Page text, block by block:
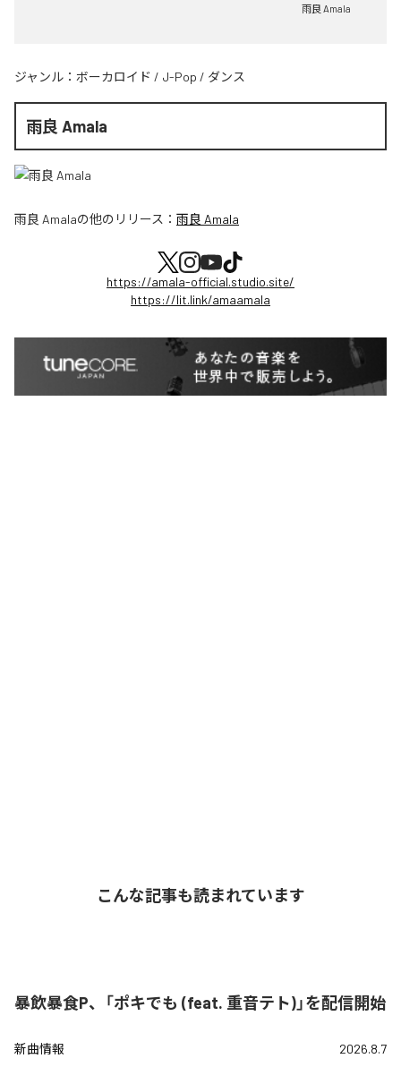
雨良 Amala
ジャンル： ボーカロイド / J-Pop / ダンス
雨良 Amala
雨良 Amalaの他のリリース： 雨良 Amala
https://amala-official.studio.site/
https://lit.link/amaamala
こんな記事も読まれています
暴飲暴食P、「ポキでも (feat. 重音テト)」を配信開始
新曲情報 2026.8.7